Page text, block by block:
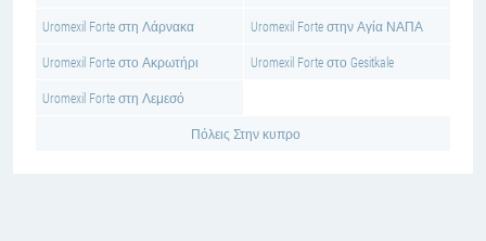
Uromexil Forte στη Λάρνακα Uromexil Forte στην Αγία ΝΑΠΑ
Uromexil Forte στο Ακρωτήρι Uromexil Forte στο Gesitkale
Uromexil Forte στη Λεμεσό
Πόλεις Στην κυπρο